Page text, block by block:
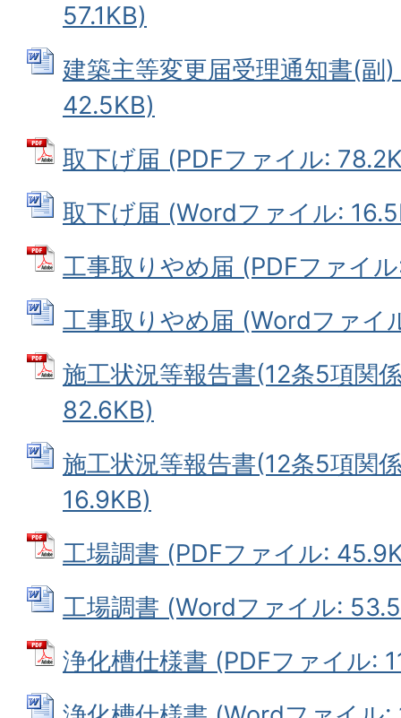
57.1KB)
建築主等変更届受理通知書(副
42.5KB)
取下げ届 (PDFファイル:
取下げ届 (Wordファイル:
工事取りやめ届 (PDFファイ
工事取りやめ届 (Wordファイ
施工状況等報告書(12条5項関
82.6KB)
施工状況等報告書(12条5項関
16.9KB)
工場調書 (PDFファイル:
工場調書 (Wordファイル:
浄化槽仕様書 (PDFファイル: